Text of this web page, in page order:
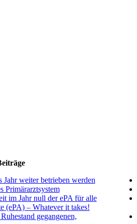
weiter betrieben werden
Primärarztsystem
im Jahr null der ePA für alle
(ePA) – Whatever it takes!
gegangenen,